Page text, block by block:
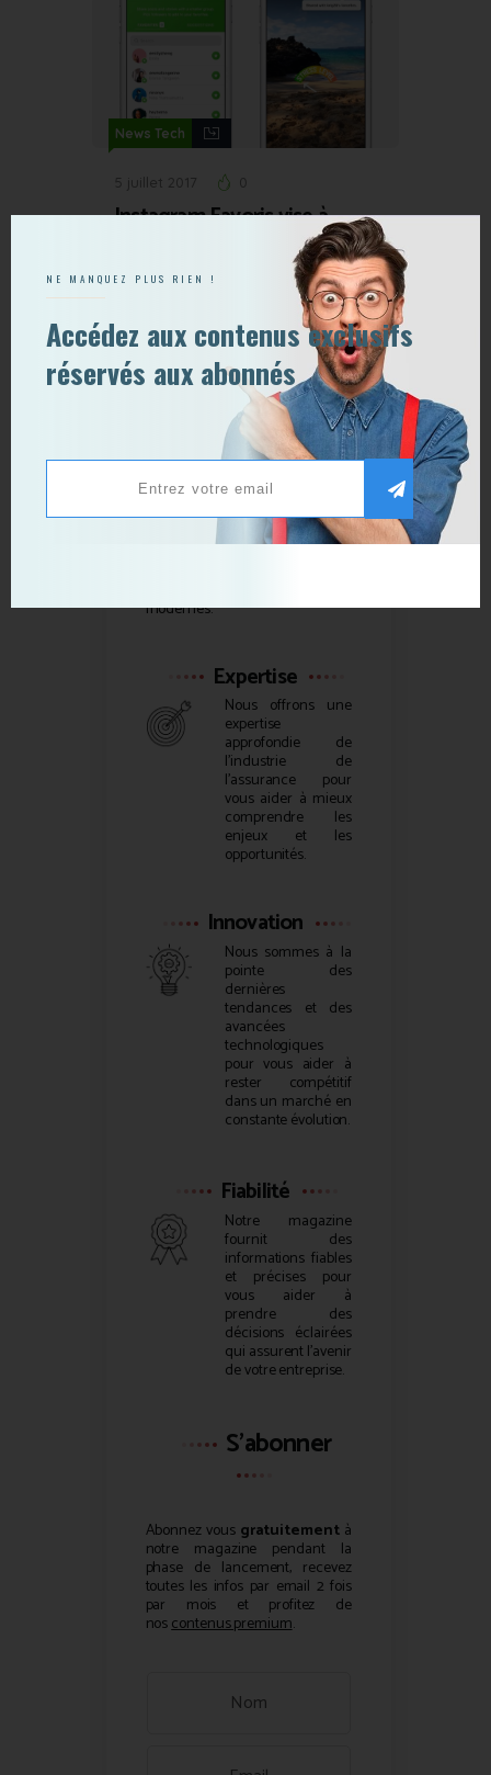
News Tech
5 juillet 2017 0
Instagram Favoris vise à
recréer l’intimité des chats
Qui sommes-nous ?
Bienvenue surGrowth Hacking
France, la plus grande source
modernes.
Expertise
Nous offrons une
expertise
approfondie de
l’industrie de
l’assurance pour
vous aider à mieux
comprendre les
enjeux et les
opportunités.
Innovation
Nous sommes à la
pointe des
dernières
tendances et des
avancées
technologiques
pour vous aider à
rester compétitif
dans un marché en
constante évolution.
Fiabilité
Notre magazine
fournit des
informations fiables
et précises pour
vous aider à
prendre des
décisions éclairées
qui assurent l’avenir
de votre entreprise.
S'abonner
Abonnez vous gratuitementà
notre magazine pendant la
phase de lancement, recevez
toutes les infos par email 2 fois
par mois et profitez de
noscontenus premium.
NE MANQUEZ PLUS RIEN !
Accédez aux contenus exclusifs
réservés aux abonnés